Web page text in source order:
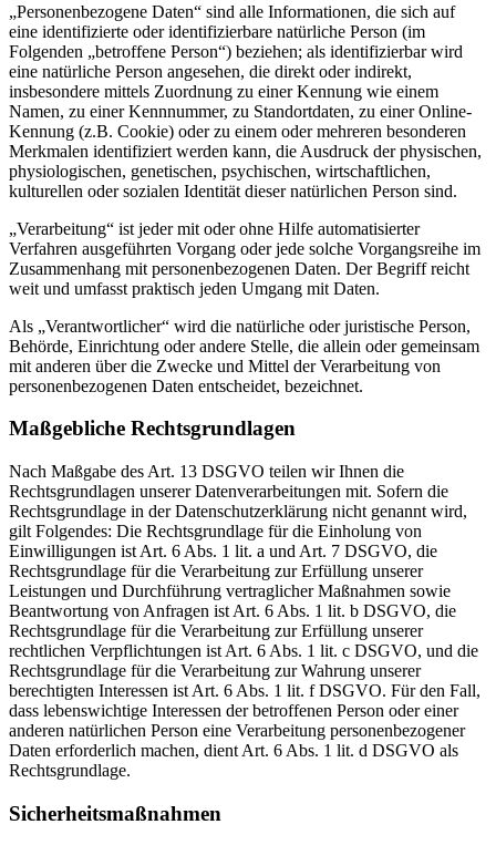
„Personenbezogene Daten“ sind alle Informationen, die sich auf
eine identifizierte oder identifizierbare natürliche Person (im
Folgenden „betroffene Person“) beziehen; als identifizierbar wird
eine natürliche Person angesehen, die direkt oder indirekt,
insbesondere mittels Zuordnung zu einer Kennung wie einem
Namen, zu einer Kennnummer, zu Standortdaten, zu einer Online-
Kennung (z.B. Cookie) oder zu einem oder mehreren besonderen
Merkmalen identifiziert werden kann, die Ausdruck der physischen,
physiologischen, genetischen, psychischen, wirtschaftlichen,
kulturellen oder sozialen Identität dieser natürlichen Person sind.
„Verarbeitung“ ist jeder mit oder ohne Hilfe automatisierter
Verfahren ausgeführten Vorgang oder jede solche Vorgangsreihe im
Zusammenhang mit personenbezogenen Daten. Der Begriff reicht
weit und umfasst praktisch jeden Umgang mit Daten.
Als „Verantwortlicher“ wird die natürliche oder juristische Person,
Behörde, Einrichtung oder andere Stelle, die allein oder gemeinsam
mit anderen über die Zwecke und Mittel der Verarbeitung von
personenbezogenen Daten entscheidet, bezeichnet.
Maßgebliche Rechtsgrundlagen
Nach Maßgabe des Art. 13 DSGVO teilen wir Ihnen die
Rechtsgrundlagen unserer Datenverarbeitungen mit. Sofern die
Rechtsgrundlage in der Datenschutzerklärung nicht genannt wird,
gilt Folgendes: Die Rechtsgrundlage für die Einholung von
Einwilligungen ist Art. 6 Abs. 1 lit. a und Art. 7 DSGVO, die
Rechtsgrundlage für die Verarbeitung zur Erfüllung unserer
Leistungen und Durchführung vertraglicher Maßnahmen sowie
Beantwortung von Anfragen ist Art. 6 Abs. 1 lit. b DSGVO, die
Rechtsgrundlage für die Verarbeitung zur Erfüllung unserer
rechtlichen Verpflichtungen ist Art. 6 Abs. 1 lit. c DSGVO, und die
Rechtsgrundlage für die Verarbeitung zur Wahrung unserer
berechtigten Interessen ist Art. 6 Abs. 1 lit. f DSGVO. Für den Fall,
dass lebenswichtige Interessen der betroffenen Person oder einer
anderen natürlichen Person eine Verarbeitung personenbezogener
Daten erforderlich machen, dient Art. 6 Abs. 1 lit. d DSGVO als
Rechtsgrundlage.
Sicherheitsmaßnahmen